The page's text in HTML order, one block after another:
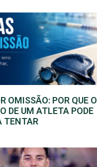
OMISSÃO: POR QUE O
DE UM ATLETA PODE
TENTAR